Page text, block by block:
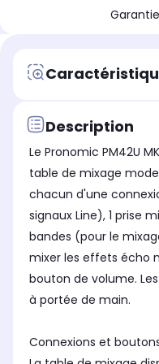
Description
Le Pronomic PM42U
table de mixage
chacun d'une
signaux Line), 1 prise
bandes (pour le
mixer les effets écho
bouton de volume.
à portée de main.
Connexions et